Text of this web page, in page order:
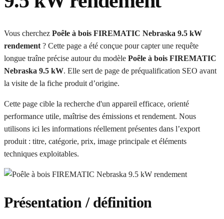
Vous cherchez Poêle à bois FIREMATIC Nebraska 9.5 kW
rendement ? Cette page a été conçue pour capter une requête
longue traîne précise autour du modèle Poêle à bois FIREMATIC
Nebraska 9.5 kW. Elle sert de page de préqualification SEO avant
la visite de la fiche produit d’origine.
Cette page cible la recherche d'un appareil efficace, orienté
performance utile, maîtrise des émissions et rendement. Nous
utilisons ici les informations réellement présentes dans l’export
produit : titre, catégorie, prix, image principale et éléments
techniques exploitables.
Présentation / définition